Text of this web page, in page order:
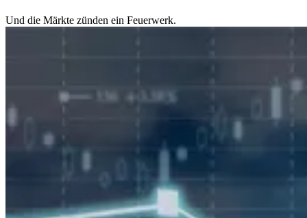
Und die Märkte zünden ein Feuerwerk.